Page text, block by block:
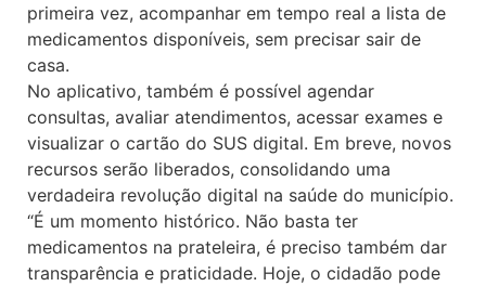
primeira vez, acompanhar em tempo real a lista de
medicamentos disponíveis, sem precisar sair de
casa.
No aplicativo, também é possível agendar
consultas, avaliar atendimentos, acessar exames e
visualizar o cartão do SUS digital. Em breve, novos
recursos serão liberados, consolidando uma
verdadeira revolução digital na saúde do município.
“É um momento histórico. Não basta ter
medicamentos na prateleira, é preciso também dar
transparência e praticidade. Hoje, o cidadão pode